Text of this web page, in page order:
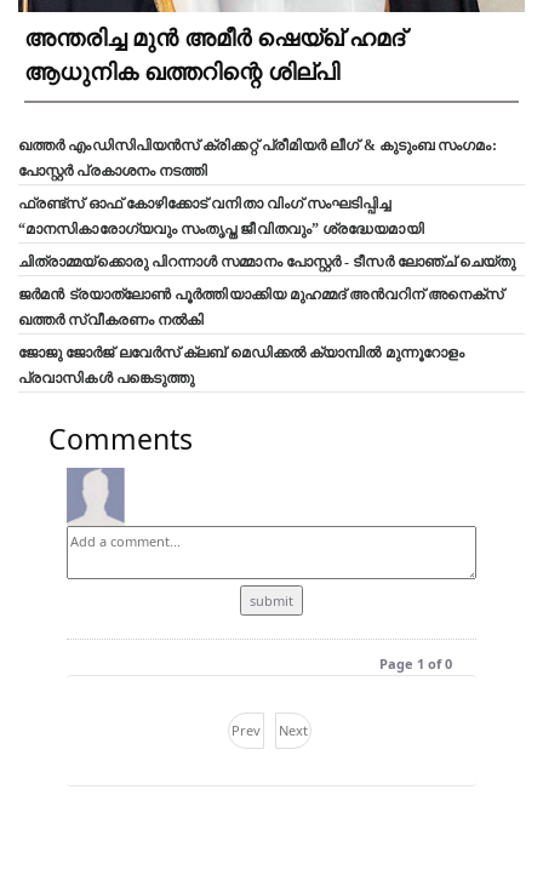
അന്തരിച്ച മുൻ അമീർ ഷെയ്ഖ് ഹമദ്
ആധുനിക ഖത്തറിന്റെ ശില്പി
ഖത്തർ എംഡിസിപിയൻസ് ക്രിക്കറ്റ് പ്രീമിയർ ലീഗ് & കുടുംബ സംഗമം:
പോസ്റ്റർ പ്രകാശനം നടത്തി
ഫ്രണ്ട്സ് ഓഫ് കോഴിക്കോട് വനിതാ വിംഗ് സംഘടിപ്പിച്ച
“മാനസികാരോഗ്യവും സംതൃപ്ത ജീവിതവും” ശ്രദ്ധേയമായി
ചിത്രാമ്മയ്ക്കൊരു പിറന്നാൾ സമ്മാനം പോസ്റ്റർ - ടീസർ ലോഞ്ച് ചെയ്തു
ജർമൻ ട്രയാത്‌ലോൺ പൂർത്തിയാക്കിയ മുഹമ്മദ് അൻവറിന് അനെക്സ്
ഖത്തർ സ്വീകരണം നൽകി
ജോജു ജോർജ് ലവേർസ് ക്ലബ്‌ മെഡിക്കൽ ക്യാമ്പിൽ മുന്നൂറോളം
പ്രവാസികൾ പങ്കെടുത്തു
Comments
Page 1 of 0
Prev Next